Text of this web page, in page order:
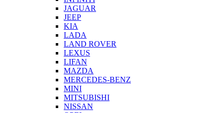
JAGUAR
JEEP
KIA
LADA
LAND ROVER
LEXUS
LIFAN
MAZDA
MERCEDES-BENZ
MINI
MITSUBISHI
NISSAN